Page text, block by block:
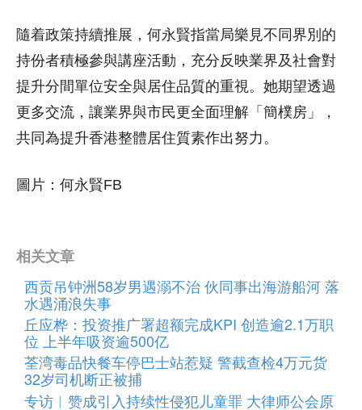
隨着政策持續推展，何永賢指當局樂見不同界別的
持份者積極參與講座活動，充分反映業界及社會對
提升分間單位安全與居住品質的重視。她期望透過
更多交流，讓業界與市民更全面理解「簡樸房」，
共同為提升香港整體居住質素作出努力。
圖片：何永賢FB
相关文章
西贡吊钟洲58岁男遇溺不治 伙同事出海游船河 落
水遇涌浪失事
丘应桦：投资推广署超额完成KPI 创造逾2.1万职
位 上半年吸资逾500亿
荃湾毒品快餐车停巴士站惹疑 警截查检4万元货
32岁司机断正被捕
专访︱赞成引入持续性侵犯儿童罪 大律师公会原